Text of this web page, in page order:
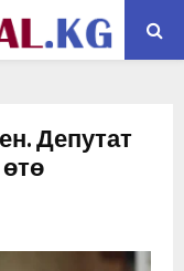
Депутат